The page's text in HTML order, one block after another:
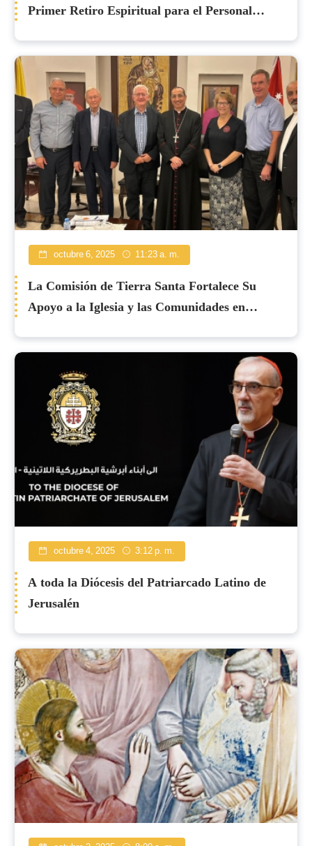
Primer Retiro Espiritual para el Personal
octubre 6, 2025 11:23 a. m.
La Comisión de Tierra Santa Fortalece Su
Apoyo a la Iglesia y las Comunidades en
octubre 4, 2025 3:12 p. m.
A toda la Diócesis del Patriarcado Latino de
Jerusalén